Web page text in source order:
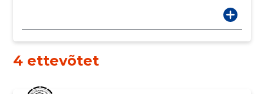
4 ettevõtet